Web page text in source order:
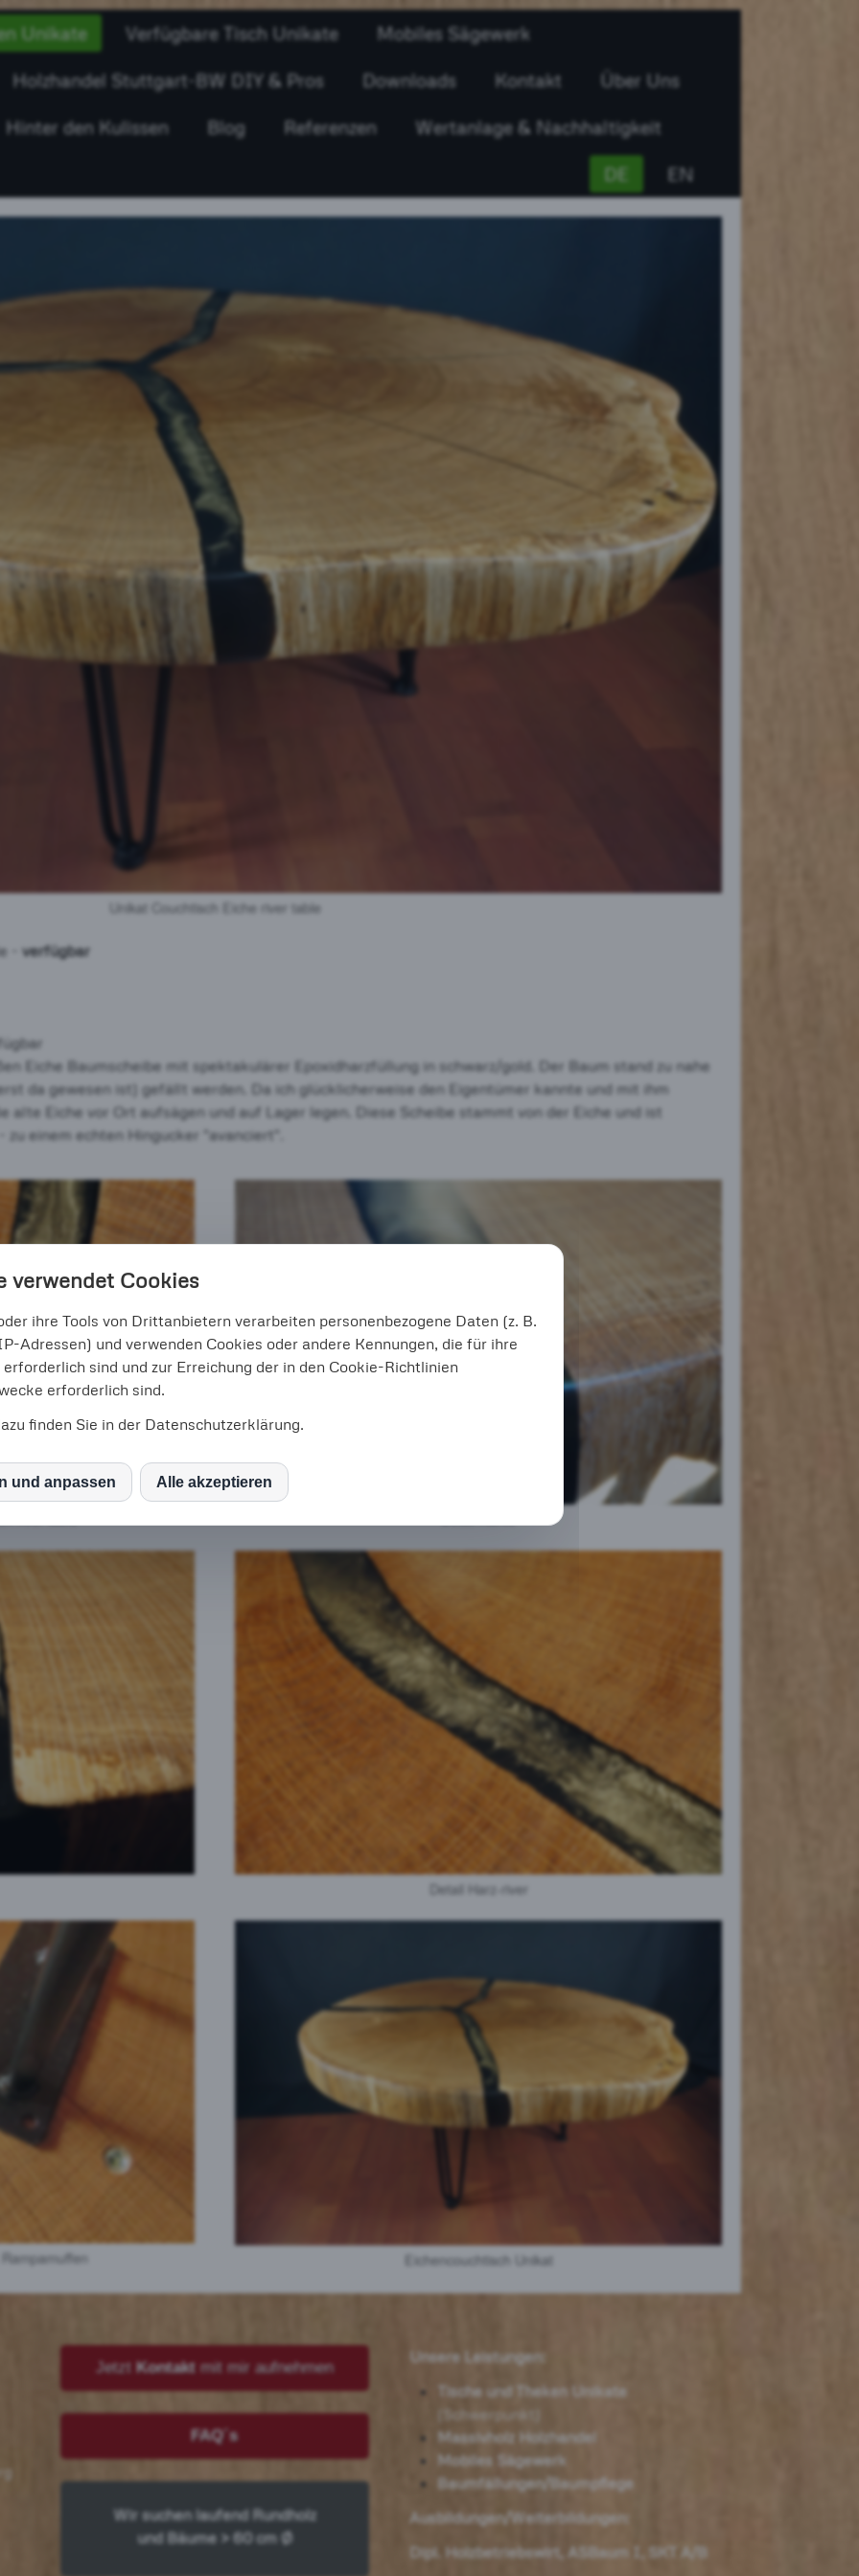
Unikate Verfügbare Tisch Unikate Mobiles Sägewerk
Holzhandel Stuttgart-BW DIY & Pros Downloads Kontakt Über Uns
Hinter den Kulissen Blog Referenzen Wertanlage & Nachhaltigkeit
DE EN
Unikat Couchtisch Eiche river table
- verfügbar
Eiche Baumscheibe mit spektakulärer Epoxidharzfüllung in schwarz/gold. Der Baum stand zu nahe
da gewesen ist) gefällt werden. Da ich glücklicherweise den Eigentümer kannte und mit ihm
alte Eiche vor Ort aufsägen und auf Lager legen. Diese Scheibe stammt von der Eiche und ist
einem echten Hingucker "avanciert".
river table
Detail Harz-river
Eichencouchtisch Unikat
Jetzt Kontaktmit mir aufnehmen
FAQ´s
Wir suchen laufend Rundholz
und Bäume > 60 cm Ø
Unsere Leistungen:
Tische und Theken Unikate
(Schwerpunkt)
Massivholz Holzhandel
Mobiles Sägewerk
Baumfällungen/Baumpflege
Ausbildungen/Weiterbildungen:
Dipl. Holzbetriebswirt, ASBaum I,
SKT A/B
verwendet Cookies
ihre Tools von Drittanbietern verarbeiten personenbezogene Daten (z. B.
Adressen) und verwenden Cookies oder andere Kennungen, die für ihre
sind und zur Erreichung der in den Cookie-Richtlinien
erforderlich sind.
finden Sie in der Datenschutzerklärung.
(Piwik)
und anpassen Alle akzeptieren